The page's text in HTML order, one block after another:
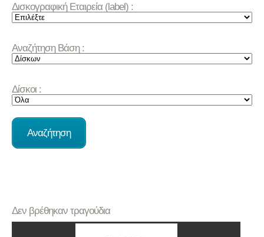
Δισκογραφική Εταιρεία (label) :
Αναζήτηση Βάση :
Δίσκοι :
Δεν βρέθηκαν τραγούδια